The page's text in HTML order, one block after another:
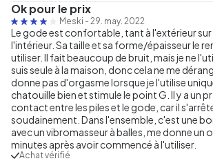
Ok pour le prix
Meski - 29. may. 2022
Le gode est confortable, tant à l'extérieur sur
l'intérieur. Sa taille et sa forme/épaisseur le
utiliser. Il fait beaucoup de bruit, mais je ne
suis seule à la maison, donc cela ne me
donne pas d'orgasme lorsque je l'utilise
chatouille bien et stimule le point G. Il y a un
contact entre les piles et le gode, car il
soudainement. Dans l'ensemble, c'est une
avec un vibromasseur à balles, me donne un
minutes après avoir commencé à l'utiliser.
Achat vérifié